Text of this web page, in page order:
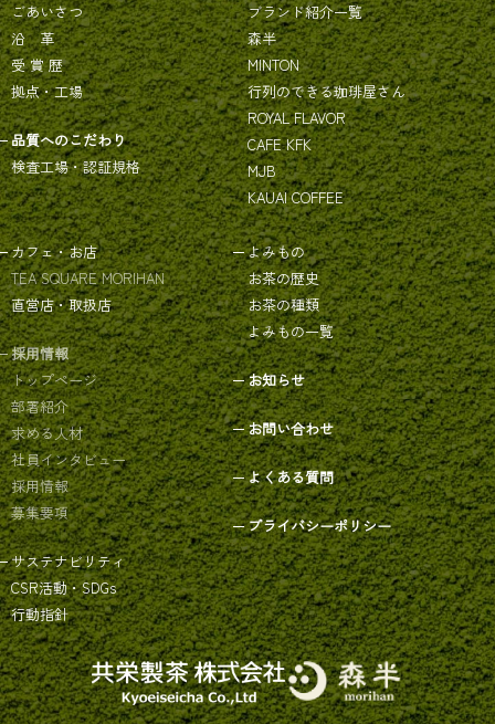
ごあいさつ
沿 革
受 賞 歴
拠点・工場
品質へのこだわり
検査工場・認証規格
ブランド紹介一覧
森半
MINTON
行列のできる珈琲屋さん
ROYAL FLAVOR
CAFE KFK
MJB
KAUAI COFFEE
カフェ・お店
TEA SQUARE MORIHAN
直営店・取扱店
採用情報
トップページ
部署紹介
求める人材
社員インタビュー
採用情報
募集要項
サステナビリティ
CSR活動・SDGs
行動指針
よみもの
お茶の歴史
お茶の種類
よみもの一覧
お知らせ
お問い合わせ
よくある質問
プライバシーポリシー